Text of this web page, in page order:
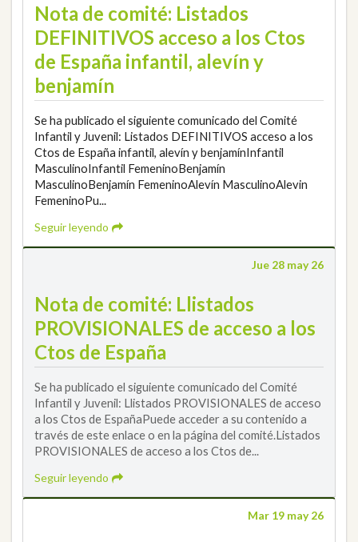
Nota de comité: Listados
DEFINITIVOS acceso a los Ctos
de España infantil, alevín y
benjamín
Se ha publicado el siguiente comunicado del Comité
Infantil y Juvenil: Listados DEFINITIVOS acceso a los
Ctos de España infantil, alevín y benjamínInfantil
MasculinoInfantil FemeninoBenjamín
MasculinoBenjamín FemeninoAlevín MasculinoAlevin
FemeninoPu...
Seguir leyendo
Jue 28 may 26
Nota de comité: Llistados
PROVISIONALES de acceso a los
Ctos de España
Se ha publicado el siguiente comunicado del Comité
Infantil y Juvenil: Llistados PROVISIONALES de acceso
a los Ctos de EspañaPuede acceder a su contenido a
través de este enlace o en la página del comité.Listados
PROVISIONALES de acceso a los Ctos de...
Seguir leyendo
Mar 19 may 26